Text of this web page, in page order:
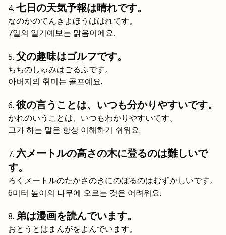
七日の天気予報は晴れです。
なのかのてんきよほうははれです。
7일의 일기예보는 맑음이에요.
父の趣味はゴルフです。
ちちのしゅみはごるふです。
아버지의 취미는 골프예요.
彼の言うことは、いつも分かりやすいです。
かれのいうことは、いつもわかりやすいです。
그가 하는 말은 항상 이해하기 쉬워요.
六メートルの高さの木に登るのは難しいで
す。
ろくメートルのたかさのきにのぼるのはむずかしいです。
6미터 높이의 나무에 오르는 것은 어려워요.
弟は漫画を読んでいます。
おとうとはまんがをよんでいます。